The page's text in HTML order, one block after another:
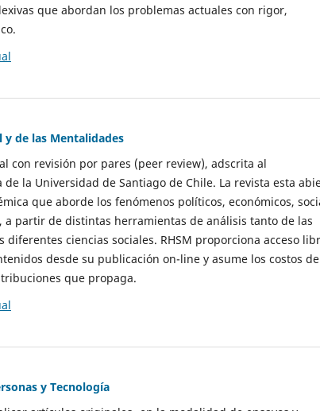
que abordan los problemas actuales con rigor,
y de las Mentalidades
con revisión por pares (peer review), adscrita al
la Universidad de Santiago de Chile. La revista esta
que aborde los fenómenos políticos, económicos,
a partir de distintas herramientas de análisis tanto de las
diferentes ciencias sociales. RHSM proporciona acceso
desde su publicación on-line y asume los costos de
que propaga.
y Tecnología